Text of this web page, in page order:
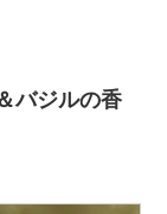
バジルの香